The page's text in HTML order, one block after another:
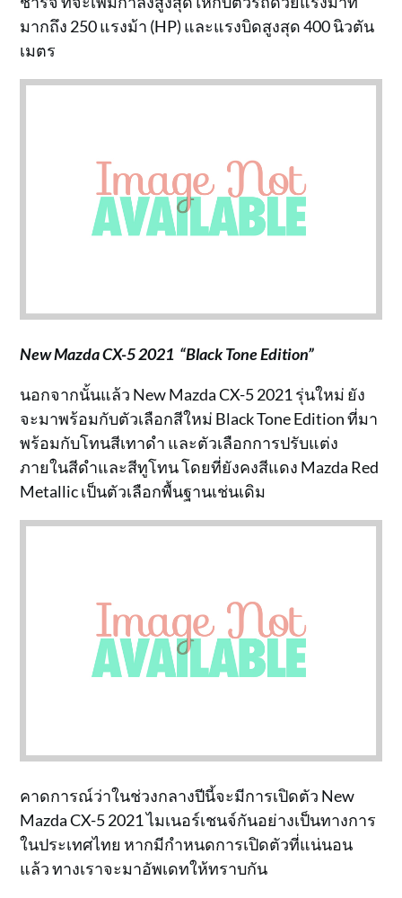
มากถึง 250 แรงม้า (HP) และแรงบิดสูงสุด 400 นิวตัน
เมตร
New Mazda CX-5 2021 “Black Tone Edition”
นอกจากนั้นแล้ว New Mazda CX-5 2021 รุ่นใหม่ ยัง
จะมาพร้อมกับตัวเลือกสีใหม่ Black Tone Edition ที่มา
พร้อมกับโทนสีเทาดำ และตัวเลือกการปรับแต่ง
ภายในสีดำและสีทูโทน โดยที่ยังคงสีแดง Mazda Red
Metallic เป็นตัวเลือกพื้นฐานเช่นเดิม
คาดการณ์ว่าในช่วงกลางปีนี้จะมีการเปิดตัว New
Mazda CX-5 2021 ไมเนอร์เชนจ์กันอย่างเป็นทางการ
ในประเทศไทย หากมีกำหนดการเปิดตัวที่แน่นอน
แล้ว ทางเราจะมาอัพเดทให้ทราบกัน